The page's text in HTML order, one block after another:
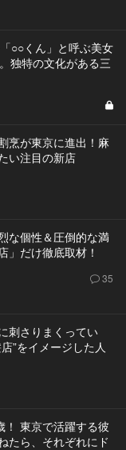
○○くん」と呼ぶ美女
独特の文化がある三
烹が東京に進出！麻
い注目の新店
な個性＆圧倒的な満
」だけ徹底取材！
35
刺さりまくってい
”をイメージした人
東京で活躍する彼
たら、それぞれにド